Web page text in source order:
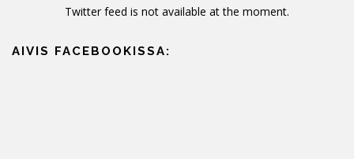
Twitter feed is not available at the moment.
AIVIS FACEBOOKISSA: